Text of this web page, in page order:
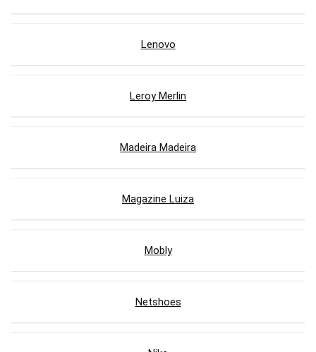
Lenovo
Leroy Merlin
Madeira Madeira
Magazine Luiza
Mobly
Netshoes